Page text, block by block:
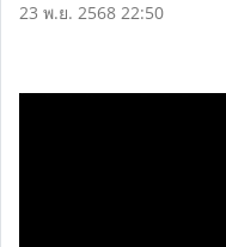
23 พ.ย. 2568 22:50